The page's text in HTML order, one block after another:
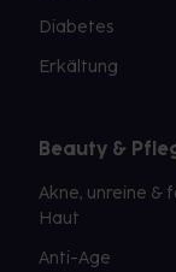
Diabetes
Erkältung
Beauty &
Akne, unreine &
Haut
Anti-Age